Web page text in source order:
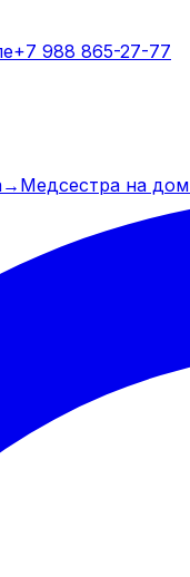
+7 988 865-27-77
→ Медсестра на дом